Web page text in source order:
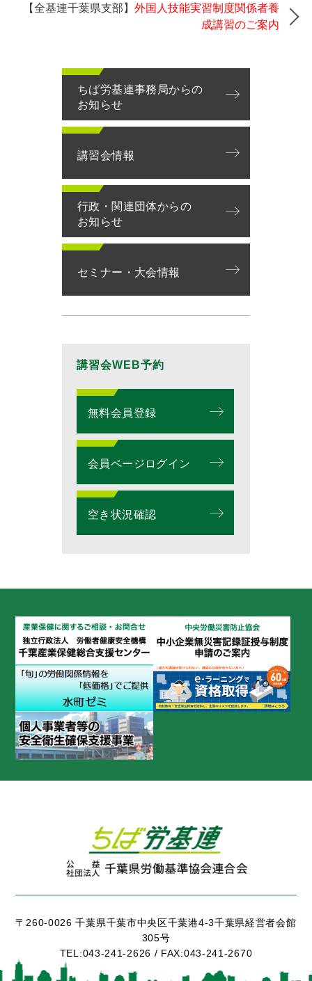
【全基連千葉県支部】 外国人技能実習制度関係者養
成講習のご案内
ちば労基連事務局からの
お知らせ
講習会情報
行政・関連団体からの
お知らせ
セミナー・大会情報
講習会WEB予約
無料会員登録
会員ページログイン
空き状況確認
〒260-0026 千葉県千葉市中央区千葉港4-3千葉県経営者会館
305号
TEL:043-241-2626 / FAX:043-241-2670